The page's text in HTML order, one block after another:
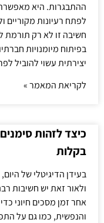
ההתבגרות. היא
לפתח רעיונות
חשיבה זו לא רק תורמת
בפיתוח מיומנויות
יצירתית עשוי להוביל
לקריאת המאמר »
כיצד לזהות
בקלות
בעידן הדיגיטלי של
ולאור זאת יש חשיבות
אחר זמן מסכים חיוני
והנפשית, כמו גם על